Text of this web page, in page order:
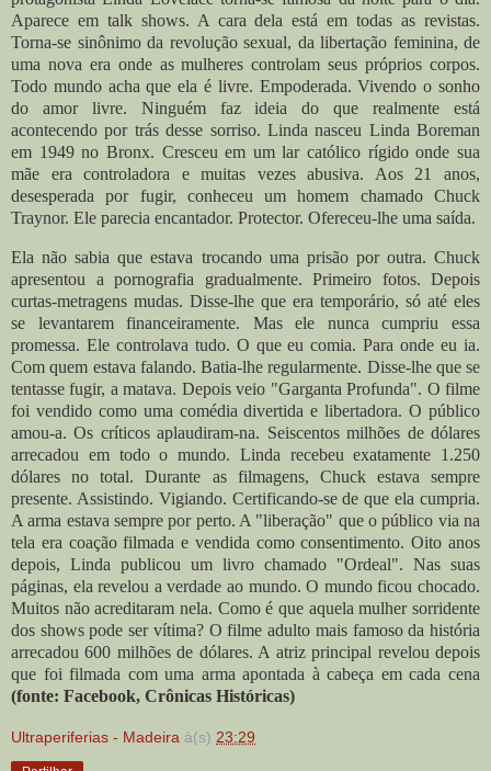
Aparece em talk shows. A cara dela está em todas as revistas.
Torna-se sinônimo da revolução sexual, da libertação feminina, de
uma nova era onde as mulheres controlam seus próprios corpos.
Todo mundo acha que ela é livre. Empoderada. Vivendo o sonho
do amor livre. Ninguém faz ideia do que realmente está
acontecendo por trás desse sorriso. Linda nasceu Linda Boreman
em 1949 no Bronx. Cresceu em um lar católico rígido onde sua
mãe era controladora e muitas vezes abusiva. Aos 21 anos,
desesperada por fugir, conheceu um homem chamado Chuck
Traynor. Ele parecia encantador. Protector. Ofereceu-lhe uma saída.
Ela não sabia que estava trocando uma prisão por outra. Chuck
apresentou a pornografia gradualmente. Primeiro fotos. Depois
curtas-metragens mudas. Disse-lhe que era temporário, só até eles
se levantarem financeiramente. Mas ele nunca cumpriu essa
promessa. Ele controlava tudo. O que eu comia. Para onde eu ia.
Com quem estava falando. Batia-lhe regularmente. Disse-lhe que se
tentasse fugir, a matava. Depois veio "Garganta Profunda". O filme
foi vendido como uma comédia divertida e libertadora. O público
amou-a. Os críticos aplaudiram-na. Seiscentos milhões de dólares
arrecadou em todo o mundo. Linda recebeu exatamente 1.250
dólares no total.Durante as filmagens, Chuck estava sempre
presente. Assistindo. Vigiando. Certificando-se de que ela cumpria.
A arma estava sempre por perto. A "liberação" que o público via na
tela era coação filmada e vendida como consentimento. Oito anos
depois, Linda publicou um livro chamado "Ordeal". Nas suas
páginas, ela revelou a verdade ao mundo. O mundo ficou chocado.
Muitos não acreditaram nela. Como é que aquela mulher sorridente
dos shows pode ser vítima? O filme adulto mais famoso da história
arrecadou 600 milhões de dólares. A atriz principal revelou depois
que foi filmada com uma arma apontada à cabeça em cada cena
(fonte: Facebook, Crônicas Históricas)
Ultraperiferias - Madeira à(s) 23:29